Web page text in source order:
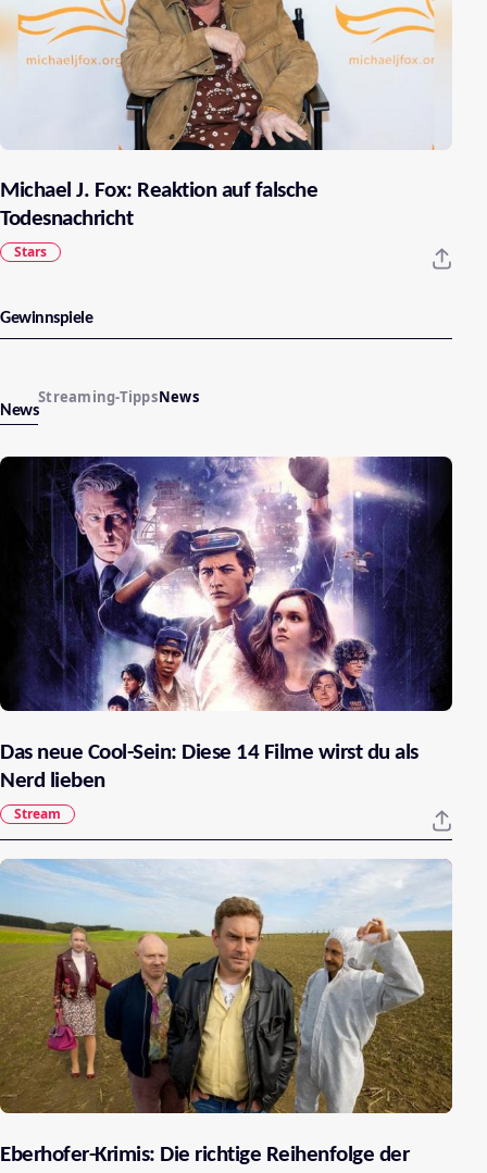
Michael J. Fox: Reaktion auf falsche
Todesnachricht
Stars
Gewinnspiele
News
Streaming-TippsNews
Das neue Cool-Sein: Diese 14 Filme wirst du als
Nerd lieben
Stream
Eberhofer-Krimis: Die richtige Reihenfolge der